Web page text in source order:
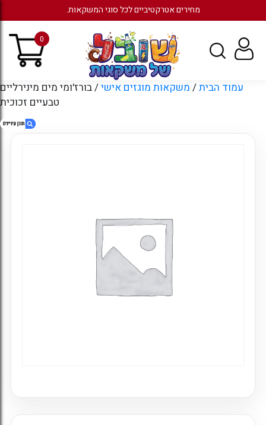
מחירים אטרקטיביים לכל סוגי המשקאות.
0
עמוד הבית/ משקאות מוגזים אישי/ בורז'ומי מים מינירליים
טבעיים זכוכית